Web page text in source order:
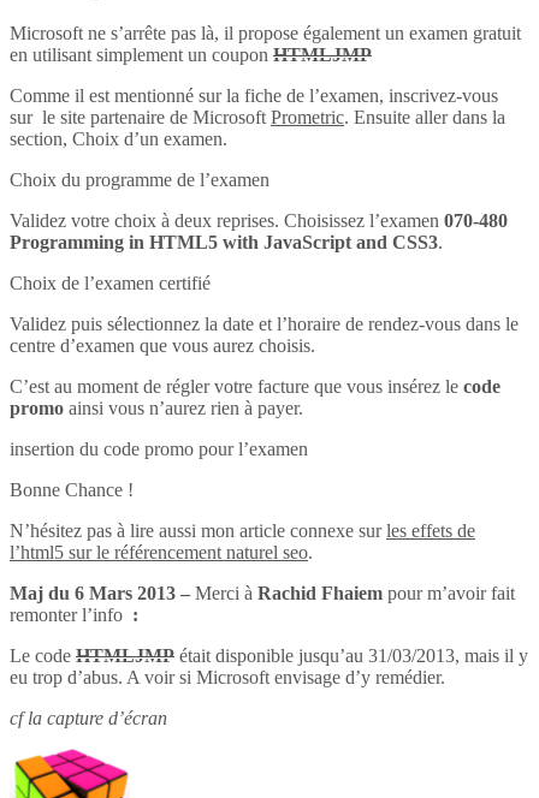
Microsoft ne s’arrête pas là, il propose également un examen gratuit
en utilisant simplement un coupon HTMLJMP
Comme il est mentionné sur la fiche de l’examen, inscrivez-vous
sur le site partenaire de Microsoft Prometric. Ensuite aller dans la
section, Choix d’un examen.
Choix du programme de l’examen
Validez votre choix à deux reprises. Choisissez l’examen 070-480
Programming in HTML5 with JavaScript and CSS3.
Choix de l’examen certifié
Validez puis sélectionnez la date et l’horaire de rendez-vous dans le
centre d’examen que vous aurez choisis.
C’est au moment de régler votre facture que vous insérez le code
promo ainsi vous n’aurez rien à payer.
insertion du code promo pour l’examen
Bonne Chance !
N’hésitez pas à lire aussi mon article connexe surles effets de
l’html5 sur le référencement naturel seo.
Maj du 6 Mars 2013 – Merci à Rachid Fhaiem pour m’avoir fait
remonter l’info :
Le code HTMLJMP était disponible jusqu’au 31/03/2013, mais il y
eu trop d’abus. A voir si Microsoft envisage d’y remédier.
cf la capture d’écran